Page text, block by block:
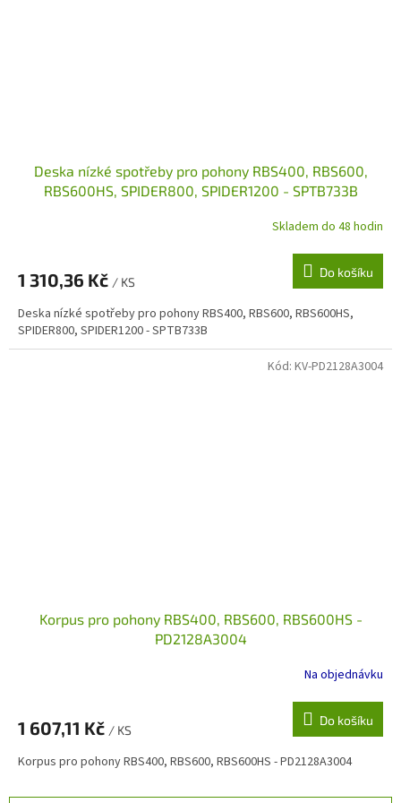
Deska nízké spotřeby pro pohony RBS400, RBS600,
RBS600HS, SPIDER800, SPIDER1200 - SPTB733B
Skladem do 48 hodin
1 310,36 Kč / KS
Do košíku
Deska nízké spotřeby pro pohony RBS400, RBS600, RBS600HS,
SPIDER800, SPIDER1200 - SPTB733B
Korpus pro pohony RBS400, RBS600, RBS600HS -
PD2128A3004
Na objednávku
1 607,11 Kč / KS
Do košíku
Korpus pro pohony RBS400, RBS600, RBS600HS - PD2128A3004
Kód: KV-PD2128A3004